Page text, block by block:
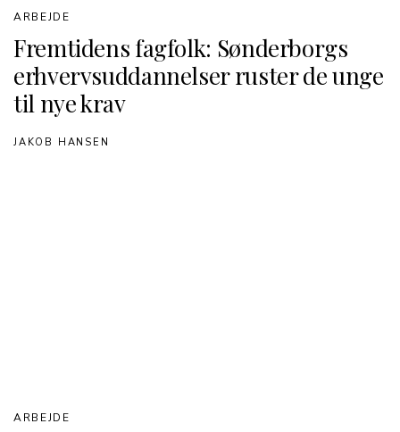
Fremtidens fagfolk: Sønderborgs
erhvervsuddannelser ruster de unge
til nye krav
ARBEJDE
JAKOB HANSEN
ARBEJDE